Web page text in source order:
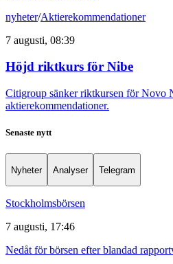
nyheter/Aktierekommendationer
7 augusti, 08:39
Höjd riktkurs för Nibe
Citigroup sänker riktkursen för Novo
aktierekommendationer.
Senaste nytt
Nyheter Analyser Telegram
Stockholmsbörsen
7 augusti, 17:46
Nedåt för börsen efter blandad